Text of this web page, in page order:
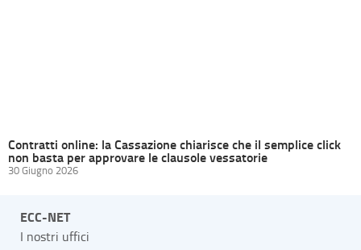
Contratti online: la Cassazione chiarisce che il semplice click
non basta per approvare le clausole vessatorie
30 Giugno 2026
ECC-NET
I nostri uffici